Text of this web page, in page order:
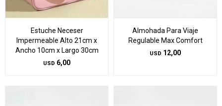
Estuche Neceser
Impermeable Alto 21cm x
Ancho 10cm x Largo 30cm
USD 6,00
Almohada Para Viaje
Regulable Max Comfort
USD 12,00